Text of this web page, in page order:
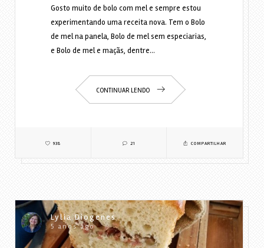
Gosto muito de bolo com mel e sempre estou
experimentando uma receita nova. Tem o Bolo
de mel na panela, Bolo de mel sem especiarias,
e Bolo de mel e maçãs, dentre…
CONTINUAR LENDO
938 21 COMPARTILHAR
Lylia Diogenes
5 anos ago